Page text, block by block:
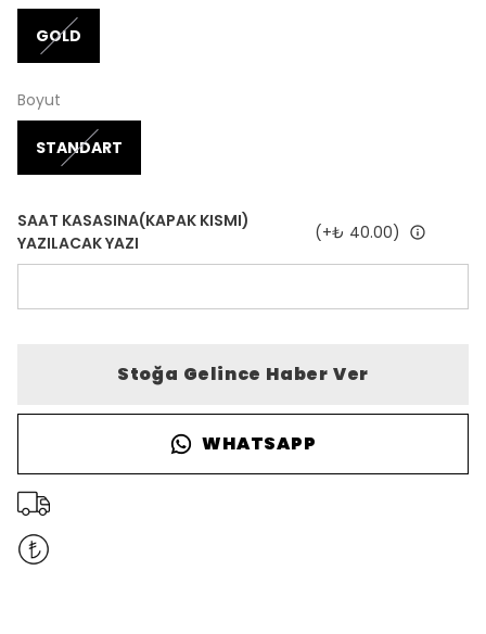
GOLD
Boyut
STANDART
SAAT KASASINA(KAPAK KISMI)
YAZILACAK YAZI
(+₺ 40.00)
Stoğa Gelince Haber Ver
WHATSAPP